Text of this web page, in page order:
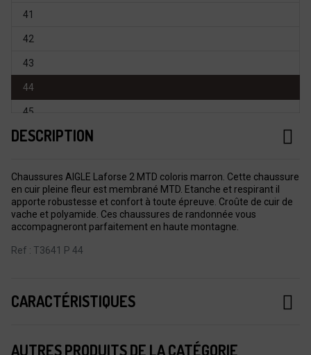
41
42
43
44
45
46
DESCRIPTION
Chaussures AIGLE Laforse 2 MTD coloris marron. Cette chaussure
en cuir pleine fleur est membrané MTD. Etanche et respirant il
apporte robustesse et confort à toute épreuve. Croûte de cuir de
vache et polyamide. Ces chaussures de randonnée vous
accompagneront parfaitement en haute montagne.
Ref : T3641 P 44
CARACTÉRISTIQUES
AUTRES PRODUITS DE LA CATÉGORIE